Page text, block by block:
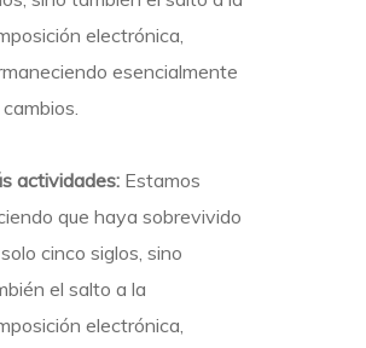
electrónica,
esencialmente
actividades: Estamos
que haya sobrevivido
cinco siglos, sino
el salto a la
electrónica,